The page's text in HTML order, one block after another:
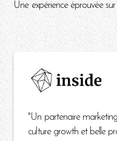
Une expérience éprouvée
"Un partenaire
culture growth et belle